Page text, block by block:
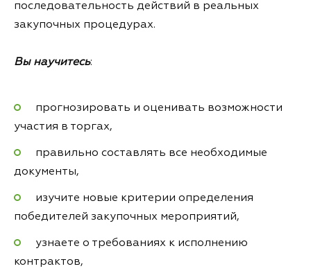
последовательность действий в реальных
закупочных процедурах.
Вы научитесь:
прогнозировать и оценивать возможности
участия в торгах,
правильно составлять все необходимые
документы,
изучите новые критерии определения
победителей закупочных мероприятий,
узнаете о требованиях к исполнению
контрактов,